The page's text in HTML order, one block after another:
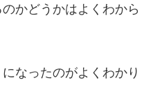
かどうかはよくわから
なったのがよくわかり